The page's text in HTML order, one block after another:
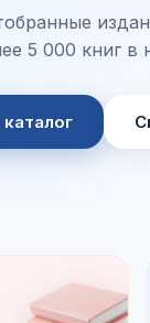
5 000 книг в